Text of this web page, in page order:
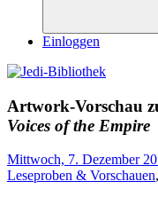
Einloggen
Artwork-Vorschau
Voices of the Empire
Mittwoch, 7. Dezember
Leseproben & Vorschauen,